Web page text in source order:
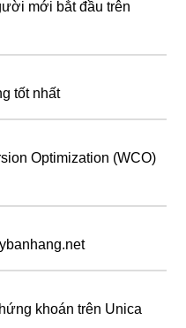
mới bắt đầu trên
tốt nhất
Optimization (WCO)
khoán trên Unica